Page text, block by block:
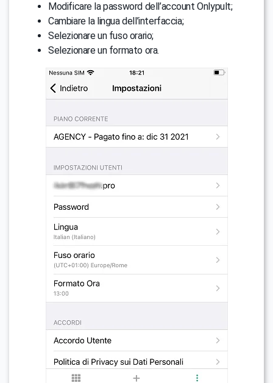
Modificare la password dell’account Onlypult;
Cambiare la lingua dell’interfaccia;
Selezionare un fuso orario;
Selezionare un formato ora.